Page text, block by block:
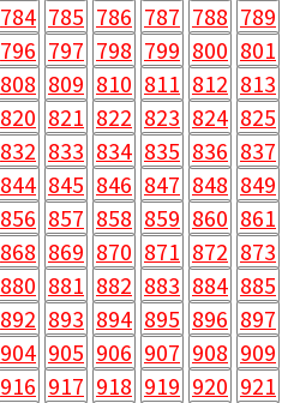
784 785 786 787 788 789
796 797 798 799 800 801
808 809 810 811 812 813
820 821 822 823 824 825
832 833 834 835 836 837
844 845 846 847 848 849
856 857 858 859 860 861
868 869 870 871 872 873
880 881 882 883 884 885
892 893 894 895 896 897
904 905 906 907 908 909
916 917 918 919 920 921